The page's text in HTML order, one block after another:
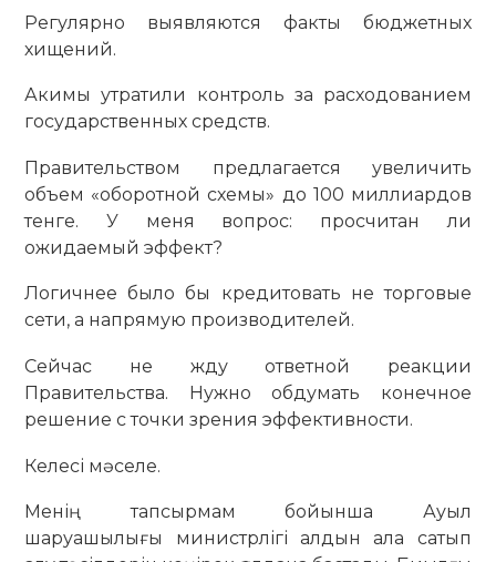
Регулярно выявляются факты бюджетных
хищений.
Акимы утратили контроль за расходованием
государственных средств.
Правительством предлагается увеличить
объем «оборотной схемы» до 100 миллиардов
тенге. У меня вопрос: просчитан ли
ожидаемый эффект?
Логичнее было бы кредитовать не торговые
сети, а напрямую производителей.
Сейчас не жду ответной реакции
Правительства. Нужно обдумать конечное
решение с точки зрения эффективности.
Келесі мәселе.
Менің тапсырмам бойынша Ауыл
шаруашылығы министрлігі алдын ала сатып